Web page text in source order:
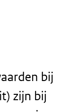
bij
zijn bij